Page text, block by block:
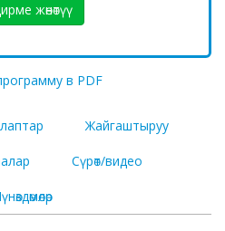
жөнөтүү
в PDF
Жайгаштыруу
Сүрөт/видео